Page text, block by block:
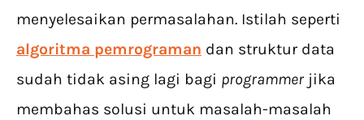
menyelesaikan permasalahan. Istilah seperti
algoritma pemrograman dan struktur data
sudah tidak asing lagi bagi programmer jika
membahas solusi untuk masalah-masalah